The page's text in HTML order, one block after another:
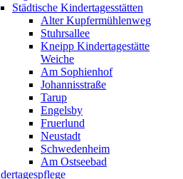
Städtische Kindertagesstätten
Alter Kupfermühlenweg
Stuhrsallee
Kneipp Kindertagestätte
Weiche
Am Sophienhof
Johannisstraße
Tarup
Engelsby
Fruerlund
Neustadt
Schwedenheim
Am Ostseebad